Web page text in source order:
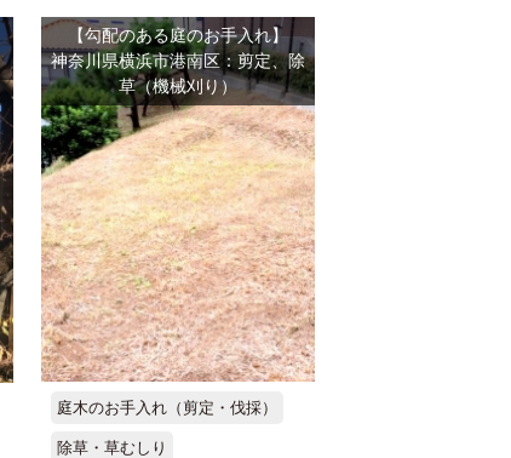
【勾配のある庭のお手入れ】
神奈川県横浜市港南区：剪定、除
草（機械刈り）
庭木のお手入れ（剪定・伐採）
除草・草むしり